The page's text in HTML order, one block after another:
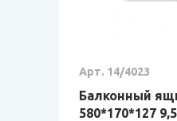
Арт. 14/4023
Балконный
580*170*127